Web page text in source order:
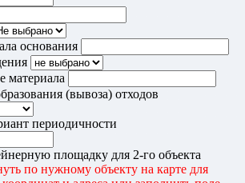
основания
материала
(вывоза) отходов
периодичности
площадку для 2-го объекта
по нужному объекту на карте для